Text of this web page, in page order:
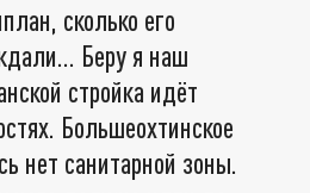
сколько его
Беру я наш
стройка идёт
Большеохтинское
нет санитарной зоны.